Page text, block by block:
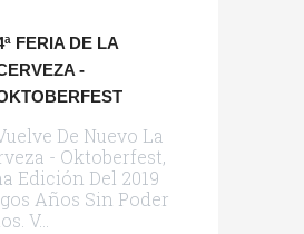
FERIA DE LA
-
De Nuevo La
- Oktoberfest,
Edición Del 2019
Años Sin Poder
V...